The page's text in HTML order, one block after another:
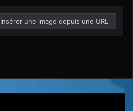
Insérer une image depuis une URL